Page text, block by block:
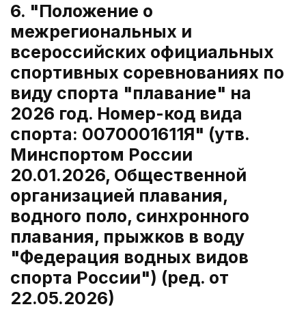
6. "Положение о
межрегиональных и
всероссийских официальных
спортивных соревнованиях по
виду спорта "плавание" на
2026 год. Номер-код вида
спорта: 0070001611Я" (утв.
Минспортом России
20.01.2026, Общественной
организацией плавания,
водного поло, синхронного
плавания, прыжков в воду
"Федерация водных видов
спорта России") (ред. от
22.05.2026)